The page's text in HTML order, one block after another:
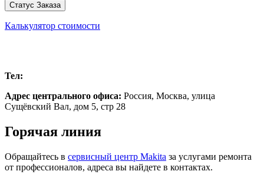
Статус Заказа
Калькулятор стоимости
Тел:
Адрес центрального офиса: Россия, Москва, улица
Сущёвский Вал, дом 5, стр 28
Горячая линия
Обращайтесь в сервисный центр Makita за услугами ремонта
от профессионалов, адреса вы найдете в контактах.